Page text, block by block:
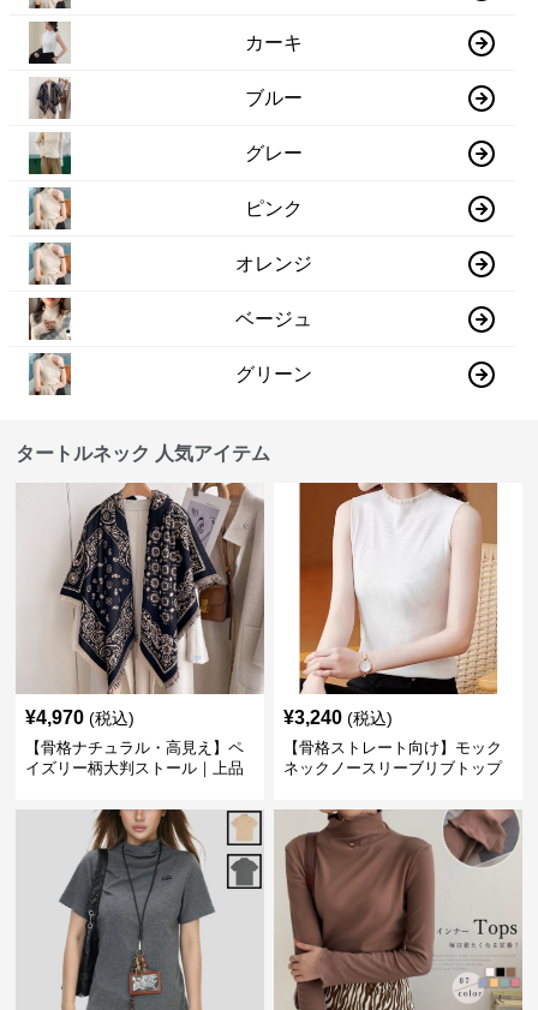
カーキ
ブルー
グレー
ピンク
オレンジ
ベージュ
グリーン
タートルネック 人気アイテム
¥4,970 (税込)
【骨格ナチュラル・高見え】ペ
イズリー柄大判ストール｜上品
¥3,240 (税込)
【骨格ストレート向け】モック
ネックノースリーブリブトップ